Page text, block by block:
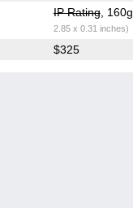
IP Rating, 160g
2.85 x 0.31 inches)
$325